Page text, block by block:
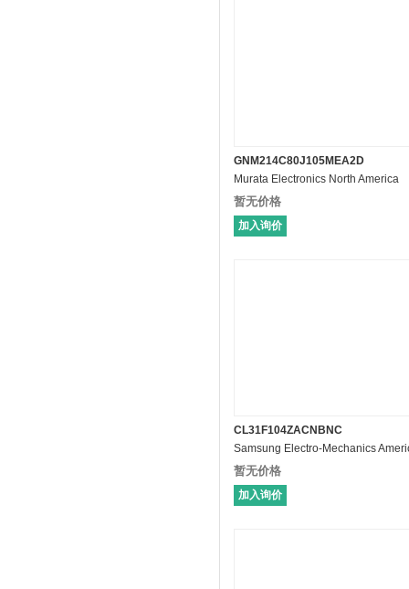
GNM214C80J105MEA2D
Murata Electronics North America
暂无价格
加入询价
CL31F104ZACNBNC
暂无价格
加入询价